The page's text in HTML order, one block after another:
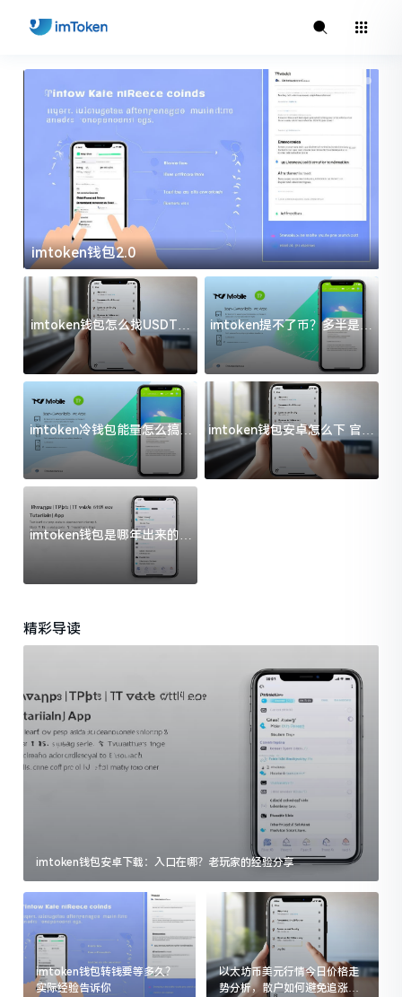
imtoken钱包2.0
imtoken钱包怎么找USDT地
址？三步搞定不踩坑
imtoken提不了币？多半是这
几件事没处理好
imtoken冷钱包能量怎么搞？
过来人告诉你门道
imtoken钱包安卓怎么下 官方
渠道避坑指南
imtoken钱包是哪年出来的？
一文给你说清楚
精彩导读
imtoken钱包安卓下载：入口在哪？老玩家的经验分享
imtoken钱包转钱要等多久？
实际经验告诉你
以太坊币美元行情今日价格走
势分析，散户如何避免追涨杀